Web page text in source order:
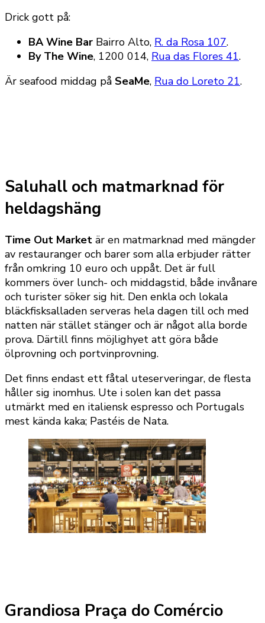
Drick gott på:
BA Wine Bar Bairro Alto, R. da Rosa 107.
By The Wine, 1200 014, Rua das Flores 41.
Är seafood middag på SeaMe, Rua do Loreto 21.
Saluhall och matmarknad för
heldagshäng
Time Out Market är en matmarknad med mängder
av restauranger och barer som alla erbjuder rätter
från omkring 10 euro och uppåt. Det är full
kommers över lunch- och middagstid, både invånare
och turister söker sig hit. Den enkla och lokala
bläckfisksalladen serveras hela dagen till och med
natten när stället stänger och är något alla borde
prova. Därtill finns möjlighyet att göra både
ölprovning och portvinprovning.
Det finns endast ett fåtal uteserveringar, de flesta
håller sig inomhus. Ute i solen kan det passa
utmärkt med en italiensk espresso och Portugals
mest kända kaka; Pastéis de Nata.
Grandiosa Praça do Comércio